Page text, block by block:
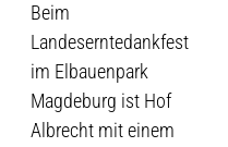
Beim
Landeserntedankfest
im Elbauenpark
Magdeburg ist Hof
Albrecht mit einem